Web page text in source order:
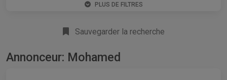
PLUS DE FILTRES
Sauvegarder la recherche
Annonceur: Mohamed